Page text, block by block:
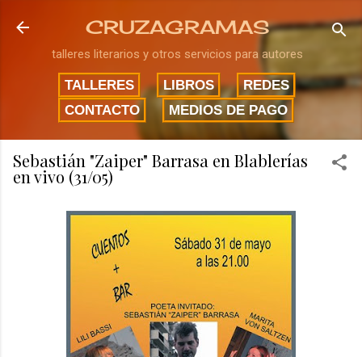
Ir al contenido principal
CRUZAGRAMAS
talleres literarios y otros servicios para autores
TALLERES LIBROS
REDES
CONTACTO
MEDIOS DE PAGO
Sebastián "Zaiper" Barrasa en Blablerías
en vivo (31/05)